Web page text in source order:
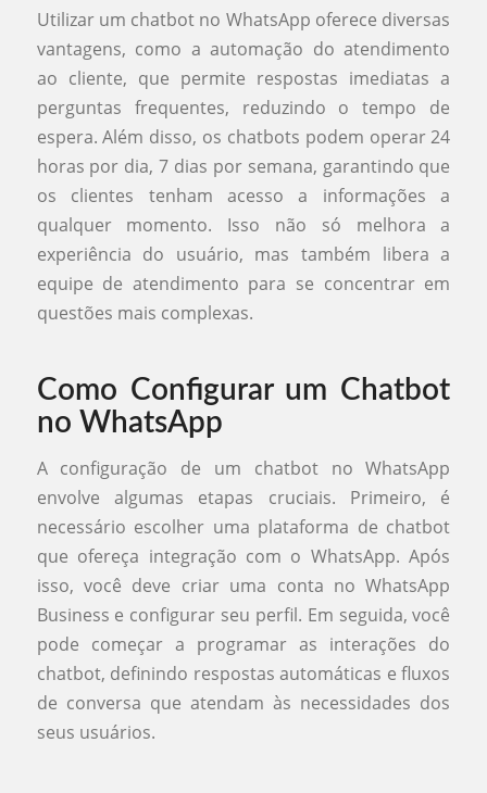
Utilizar um chatbot no WhatsApp oferece diversas
vantagens, como a automação do atendimento
ao cliente, que permite respostas imediatas a
perguntas frequentes, reduzindo o tempo de
espera. Além disso, os chatbots podem operar 24
horas por dia, 7 dias por semana, garantindo que
os clientes tenham acesso a informações a
qualquer momento. Isso não só melhora a
experiência do usuário, mas também libera a
equipe de atendimento para se concentrar em
questões mais complexas.
Como Configurar um Chatbot
no WhatsApp
A configuração de um chatbot no WhatsApp
envolve algumas etapas cruciais. Primeiro, é
necessário escolher uma plataforma de chatbot
que ofereça integração com o WhatsApp. Após
isso, você deve criar uma conta no WhatsApp
Business e configurar seu perfil. Em seguida, você
pode começar a programar as interações do
chatbot, definindo respostas automáticas e fluxos
de conversa que atendam às necessidades dos
seus usuários.